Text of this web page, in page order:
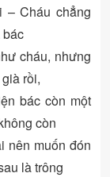
– Cháu chẳng
bác
cháu, nhưng
rồi,
bác còn một
còn
nên muốn đón
là trông